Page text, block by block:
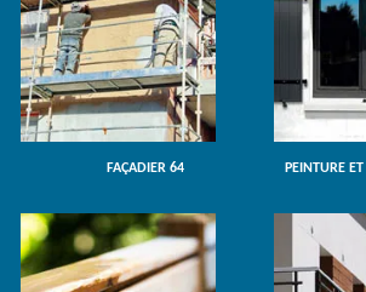
FAÇADIER 64 PEINTURE